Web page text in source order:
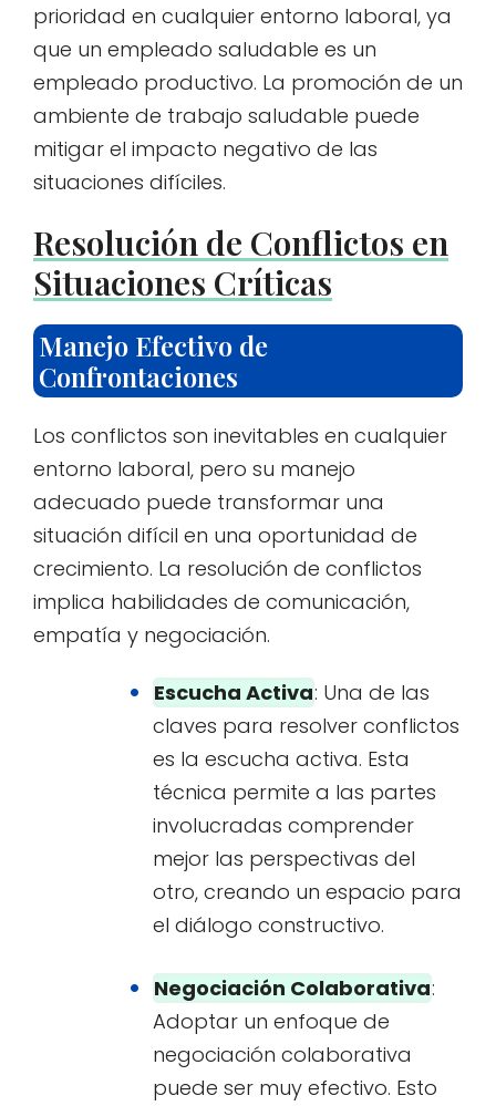
prioridad en cualquier entorno laboral, ya
que un empleado saludable es un
empleado productivo. La promoción de un
ambiente de trabajo saludable puede
mitigar el impacto negativo de las
situaciones difíciles.
Resolución de Conflictos en
Situaciones Críticas
Manejo Efectivo de
Confrontaciones
Los conflictos son inevitables en cualquier
entorno laboral, pero su manejo
adecuado puede transformar una
situación difícil en una oportunidad de
crecimiento. La resolución de conflictos
implica habilidades de comunicación,
empatía y negociación.
Escucha Activa: Una de las
claves para resolver conflictos
es la escucha activa. Esta
técnica permite a las partes
involucradas comprender
mejor las perspectivas del
otro, creando un espacio para
el diálogo constructivo.
Negociación Colaborativa:
Adoptar un enfoque de
negociación colaborativa
puede ser muy efectivo. Esto